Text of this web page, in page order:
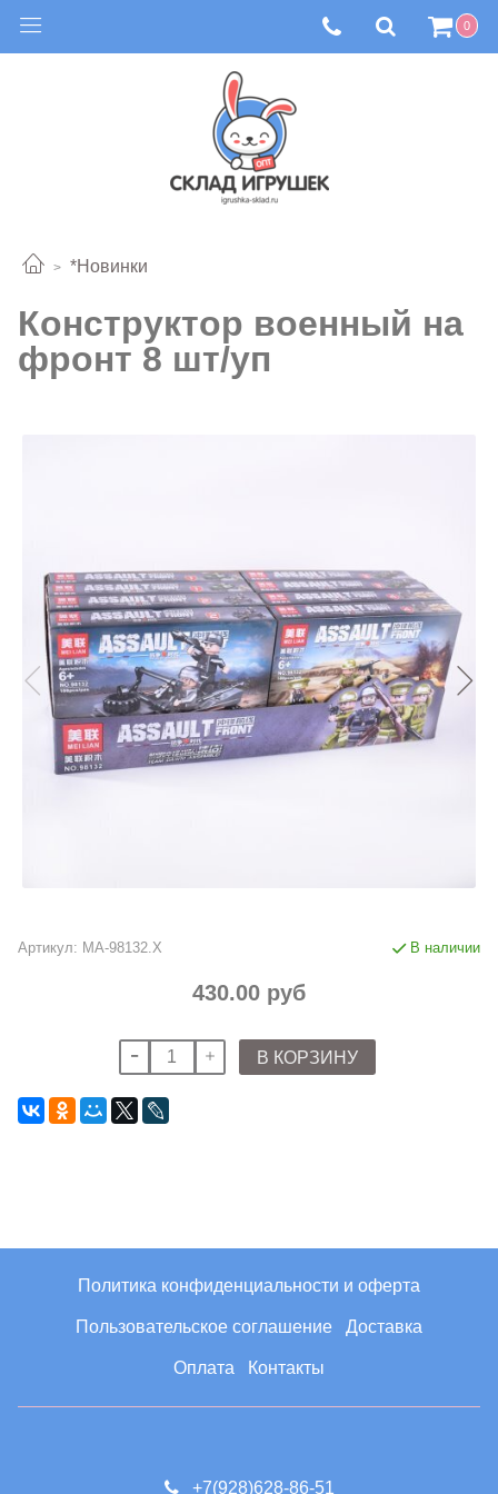
0
*Новинки
Конструктор военный на
фронт 8 шт/уп
Артикул: MA-98132.X В наличии
430.00 руб
В КОРЗИНУ
Политика конфиденциальности и оферта
Пользовательское соглашение Доставка
Оплата Контакты
+7(928)628-86-51